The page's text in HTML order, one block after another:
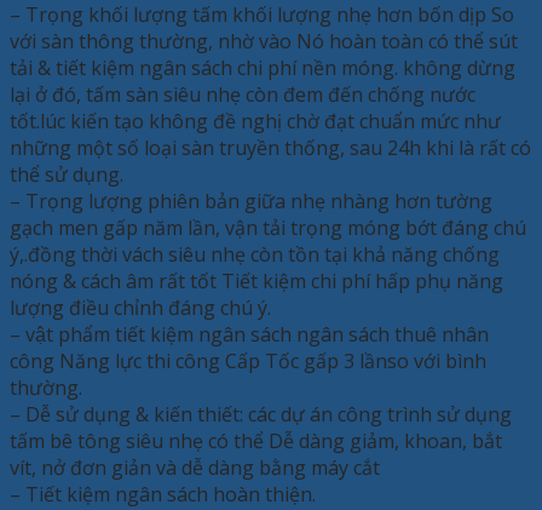
– Trọng khối lượng tấm khối lượng nhẹ hơn bốn dịp So
với sàn thông thường, nhờ vào Nó hoàn toàn có thể sút
tải & tiết kiệm ngân sách chi phí nền móng. không dừng
lại ở đó, tấm sàn siêu nhẹ còn đem đến chống nước
tốt.lúc kiến tạo không đề nghị chờ đạt chuẩn mức như
những một số loại sàn truyền thống, sau 24h khi là rất có
thể sử dụng.
– Trọng lượng phiên bản giữa nhẹ nhàng hơn tường
gạch men gấp năm lần, vận tải trọng móng bớt đáng chú
ý,.đồng thời vách siêu nhẹ còn tồn tại khả năng chống
nóng & cách âm rất tốt Tiết kiệm chi phí hấp phụ năng
lượng điều chỉnh đáng chú ý.
– vật phẩm tiết kiệm ngân sách ngân sách thuê nhân
công Năng lực thi công Cấp Tốc gấp 3 lầnso với bình
thường.
– Dễ sử dụng & kiến thiết: các dự án công trình sử dụng
tấm bê tông siêu nhẹ có thể Dễ dàng giảm, khoan, bắt
vít, nở đơn giản và dễ dàng bằng máy cắt
– Tiết kiệm ngân sách hoàn thiện.